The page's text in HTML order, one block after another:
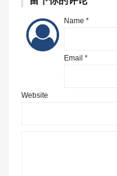
Name *
Email *
Website